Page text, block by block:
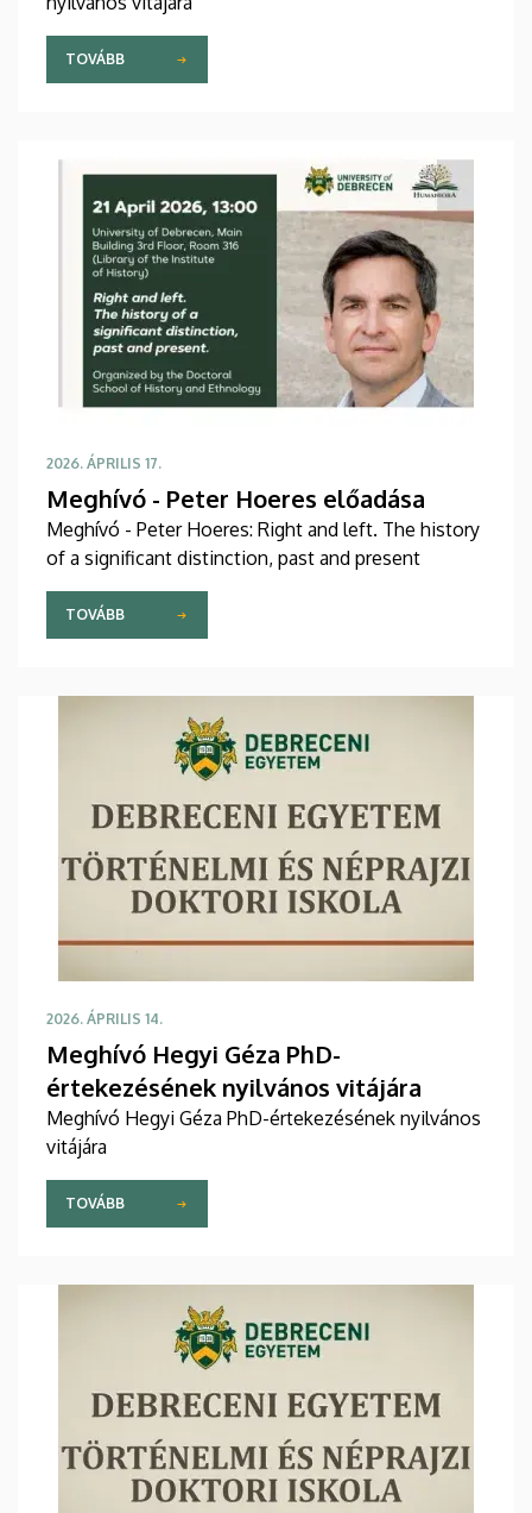
TOVÁBB
2026. ÁPRILIS 17.
Meghívó - Peter Hoeres előadása
Meghívó - Peter Hoeres: Right and left. The history
of a significant distinction, past and present
TOVÁBB
2026. ÁPRILIS 14.
Meghívó Hegyi Géza PhD-
értekezésének nyilvános vitájára
Meghívó Hegyi Géza PhD-értekezésének nyilvános
vitájára
TOVÁBB